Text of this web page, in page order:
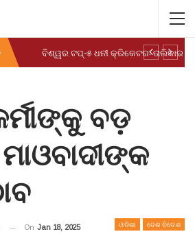
ବଡ଼
ଓଡିଶା ଦେଶ ବିଦେଶ
On Jan 18, 2025